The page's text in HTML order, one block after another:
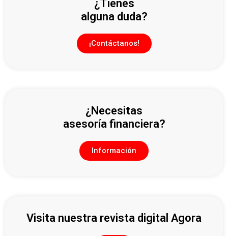
¿Tienes
alguna duda?
¡Contáctanos!
¿Necesitas
asesoría financiera?
Información
Visita nuestra revista digital Agora